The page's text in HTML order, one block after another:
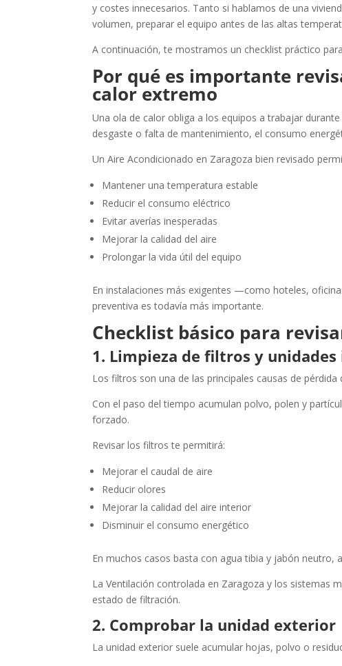
y costes innecesarios. Tanto si hablamos de una
volumen, preparar el equipo antes de las altas
A continuación, te mostramos un checklist práctico
Por qué es importante
calor extremo
Una ola de calor obliga a los equipos a trabajar
desgaste o falta de mantenimiento, el consumo
Un Aire Acondicionado en Zaragoza bien revisado
Mantener una temperatura estable
Reducir el consumo eléctrico
Evitar averías inesperadas
Mejorar la calidad del aire
Prolongar la vida útil del equipo
En instalaciones más exigentes —como hoteles,
preventiva es todavía más importante.
Checklist básico para
1. Limpieza de filtros y
Los filtros son una de las principales causas de pérdida
Con el paso del tiempo acumulan polvo, polen y
forzado.
Revisar los filtros te permitirá:
Mejorar el caudal de aire
Reducir olores
Mejorar la calidad del aire interior
Disminuir el consumo energético
En muchos casos basta con agua tibia y jabón neutro,
La Ventilación controlada en Zaragoza y los sistemas
estado de filtración.
2. Comprobar la unidad exterior
La unidad exterior suele acumular hojas, polvo o